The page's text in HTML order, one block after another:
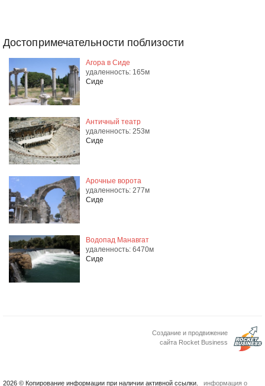
Достопримечательности поблизости
Агора в Сиде
удаленность: 165м
Сиде
Античный театр
удаленность: 253м
Сиде
Арочные ворота
удаленность: 277м
Сиде
Водопад Манавгат
удаленность: 6470м
Сиде
Создание и продвижение
сайта Rocket Business
2026 © Копирование информации при наличии активной ссылки. информация о